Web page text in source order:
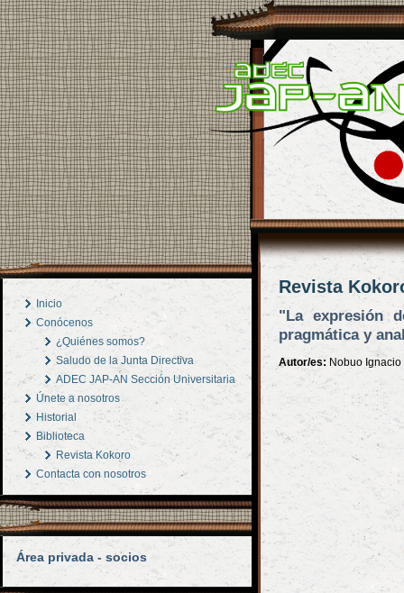
Inicio
Conócenos
¿Quiénes somos?
Saludo de la Junta Directiva
ADEC JAP-AN Sección Universitaria
Únete a nosotros
Historial
Biblioteca
Revista Kokoro
Contacta con nosotros
Área privada - socios
Revista
"La expresión
pragmática y
Autor/es: Nobuo